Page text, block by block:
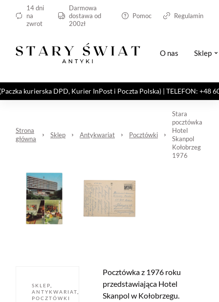
14 dni
na
zwrot
Darmowa
dostawa od
200zł
Pomoc Regulamin
O nas Sklep
kurierska DPD, Kurier InPost i Poczta Polska) | TELEFON: +48
Strona
główna
Sklep Antykwariat Pocztówki
Stara
pocztówka
Hotel
Skanpol
Kołobrzeg
1976
SKLEP
ANTYKWARIAT
POCZTÓWKI
Pocztówka z 1976 roku
przedstawiająca Hotel
Skanpol w Kołobrzegu.